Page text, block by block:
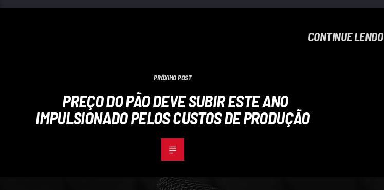
CONTINUE LENDO
PRÓXIMO POST
PREÇO DO PÃO DEVE SUBIR ESTE ANO
IMPULSIONADO PELOS CUSTOS DE PRODUÇÃO